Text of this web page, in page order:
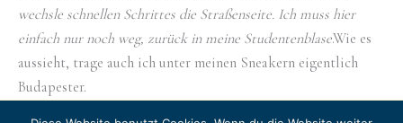
wechsle schnellen Schrittes die Straßenseite. Ich muss hier
einfach nur noch weg, zurück in meine Studentenblase.Wie es
aussieht, trage auch ich unter meinen Sneakern eigentlich
Budapester.